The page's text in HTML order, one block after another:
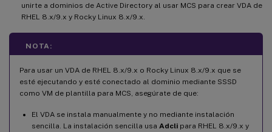
unirte a dominios de Active Directory al usar MCS para crear VDA de
RHEL 8.x/9.x y Rocky Linux 8.x/9.x.
NOTA:
Para usar un VDA de RHEL 8.x/9.x o Rocky Linux 8.x/9.x que se
esté ejecutando y esté conectado al dominio mediante SSSD
como VM de plantilla para MCS, asegúrate de que:
El VDA se instala manualmente y no mediante instalación
sencilla. La instalación sencilla usa Adcli para RHEL 8.x/9.x y